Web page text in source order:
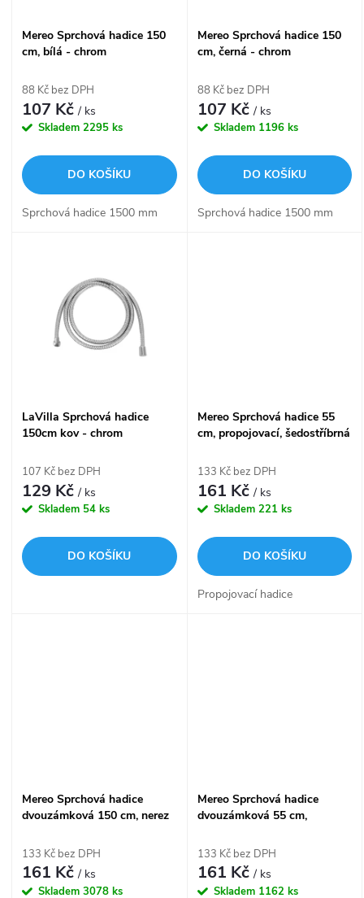
p
o
d
u
s
o
d
Mereo Sprchová hadice 150
cm, bílá - chrom
88 Kč bez DPH
107 Kč/ ks
Skladem 2295 ks
DO KOŠÍKU
Sprchová hadice 1500 mm
Mereo Sprchová hadice 150
cm, černá - chrom
88 Kč bez DPH
107 Kč/ ks
Skladem 1196 ks
DO KOŠÍKU
Sprchová hadice 1500 mm
LaVilla Sprchová hadice
150cm kov - chrom
115001
107 Kč bez DPH
129 Kč/ ks
Skladem 54 ks
DO KOŠÍKU
Mereo Sprchová hadice 55
cm, propojovací, šedostříbrná
133 Kč bez DPH
161 Kč/ ks
Skladem 221 ks
DO KOŠÍKU
Propojovací hadice
Mereo Sprchová hadice
dvouzámková 150 cm, nerez
133 Kč bez DPH
161 Kč/ ks
Skladem 3078 ks
Mereo Sprchová hadice
dvouzámková 55 cm,
133 Kč bez DPH
161 Kč/ ks
Skladem 1162 ks